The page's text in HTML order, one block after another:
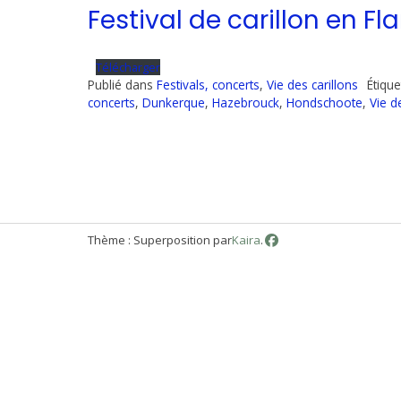
Festival de carillon en
Télécharger
Publié dans Festivals, concerts, Vie des carillons
concerts, Dunkerque, Hazebrouck, Hondschoote, Vie
Thème : Superposition parKaira.